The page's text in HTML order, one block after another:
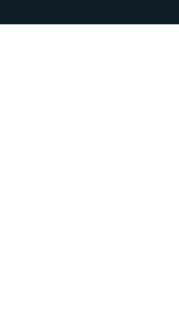
Свидетельство о